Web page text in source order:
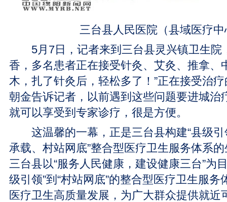
三台县人民医院（县域医疗
5月7日，记者来到三台县灵兴镇卫生院
香，多名患者正在接受针灸、艾灸、推拿、
木，扎了针灸后，轻松多了！”正在接受治
朝金告诉记者，以前遇到这些问题要进城治
就可以享受到专家诊疗，很是方便。
这温馨的一幕，正是三台县构建“县级引
承载、村站网底”整合型医疗卫生服务体系
三台县以“服务人民健康，建设健康三台”为
级引领”到“村站网底”的整合型医疗卫生服
医疗卫生高质量发展，为广大群众提供就近